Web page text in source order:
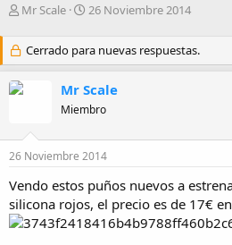
A
o
Mr Scale
F
h
d
e
n
i
i
o
26 Noviembre 2014
Cerrado para nuevas respuestas.
Mr Scale
Miembro
26 Noviembre 2014
Vendo estos puños nuevos a
silicona rojos, el precio es de 17€